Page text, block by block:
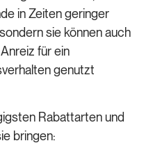
in Zeiten geringer
sie können auch
für ein
genutzt
Rabattarten und
bringen: